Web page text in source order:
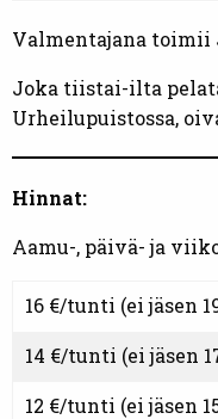
Valmentajana toimii
Joka tiistai-ilta
Urheilupuistossa,
Hinnat:
Aamu-, päivä- ja
16 €/tunti (ei jäsen
14 €/tunti (ei jäsen
12 €/tunti (ei jäsen